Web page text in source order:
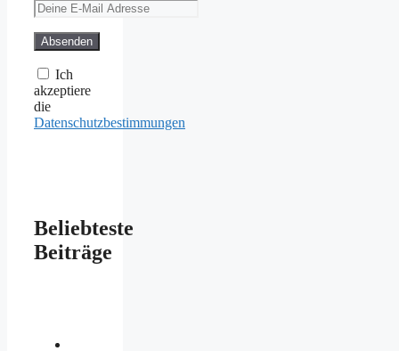
Ich
akzeptiere
die
Datenschutzbestimmungen
Beliebteste
Beiträge